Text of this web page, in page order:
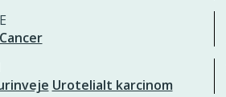
Cancer
Urotelialt karcinom